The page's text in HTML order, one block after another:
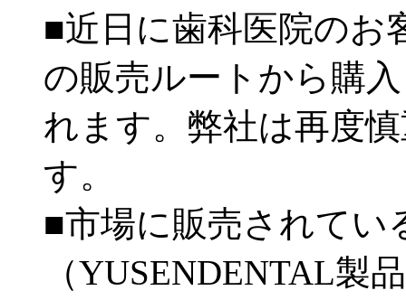
■近日に歯科医院のお
の販売ルートから購
れます。弊社は再度
す。
■市場に販売されてい
（YUSENDENTAL製